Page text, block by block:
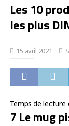
Les 10
les plus
15 avril 2021
Temps de lecture
7 Le mug